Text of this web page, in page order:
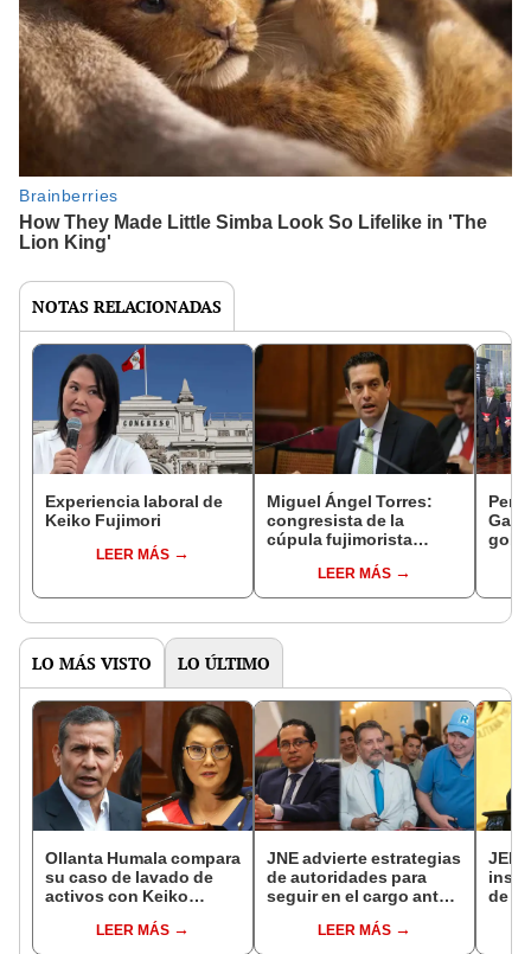
NOTAS RELACIONADAS
Experiencia laboral de
Keiko Fujimori
LEER MÁS
Miguel Ángel Torres:
congresista de la
cúpula fujimorista
del SenadoLEER MÁS
LO MÁS VISTO LO ÚLTIMO
Ollanta Humala compara
su caso de lavado de
activos con Keiko
recibimos, ella sí
LEER MÁS
JNE advierte estrategias
de autoridades para
seguir en el cargo ante
reelecciónLEER MÁS
JEE
de